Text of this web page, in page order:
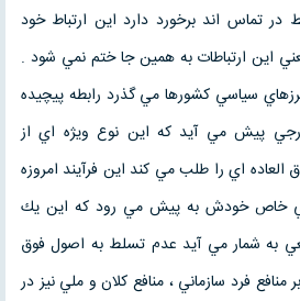
در تماس اند برخورد دارد اين ارتباط خود
اين ارتباطات به همين جا ختم نمي شود .
سياسي كشورها مي گذرد رابطه پيچيده
پيش مي آيد كه اين نوع ويژه اي از
اي را طلب مي كند اين فرآيند امروزه
خاص خودش به پيش مي رود كه اين يك
به شمار مي آيد عدم تسلط به اصول فوق
فرد سازماني ، منافع كلان و ملي نيز در